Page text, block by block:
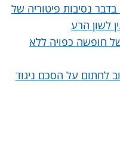
נסיבות פיטוריה של
לשון הרע
חופשה כפויה ללא
לחתום על הסכם ניגוד